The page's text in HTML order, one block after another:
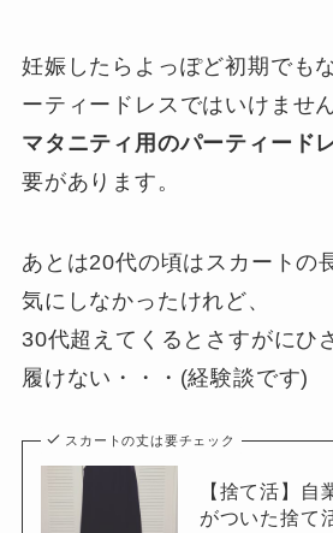
妊娠したらよっぽど初期でも
ーティードレスではいけません
マタニティ用のパーティード
要があります。
あとは20代の頃はスカートの
気にしなかったけれど、
30代超えてくるとさすがにひ
履けない・・・(経験談です)
スカートの丈は要チェック
【捨て活】自
がついた捨て